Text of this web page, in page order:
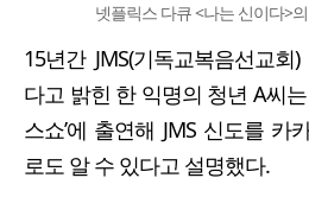
넷플릭스 다큐 <나는 신이다>
15년간 JMS(기독교복음선교
다고 밝힌 한 익명의 청년 A씨는
스쇼’에 출연해 JMS 신도를 카
로도 알 수 있다고 설명했다.